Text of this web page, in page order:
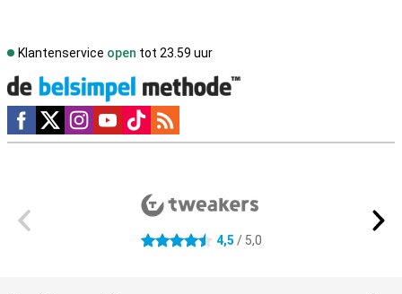
Klantenservice open tot 23.59 uur
Social media
4.5 sterren 4,5 / 5,0